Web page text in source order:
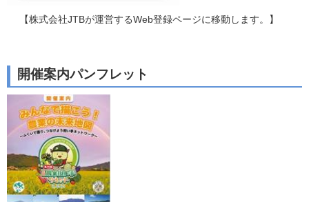
【株式会社JTBが運営するWeb登録ページに移動します。】
開催案内パンフレット